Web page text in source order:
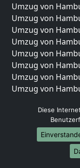
Umzug von
Umzug von
Umzug von
Umzug von
Umzug von
Umzug von
Umzug von
Umzug von
Umzug von
Umzug von
Umzug von
Umzug von
Umzug von
Diese